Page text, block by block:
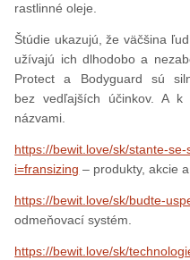
rastlinné oleje.
Štúdie ukazujú, že väčšina
užívajú ich dlhodobo a
Protect a Bodyguard sú
bez vedľajších účinkov. A
názvami.
https://bewit.love/sk/stante-
i=fransizing – produkty, akcie
https://bewit.love/sk/budte-
odmeňovací systém.
https://bewit.love/sk/